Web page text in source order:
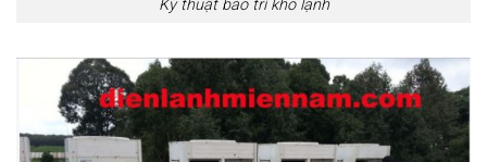
Kỹ thuật bảo trì kho lạnh